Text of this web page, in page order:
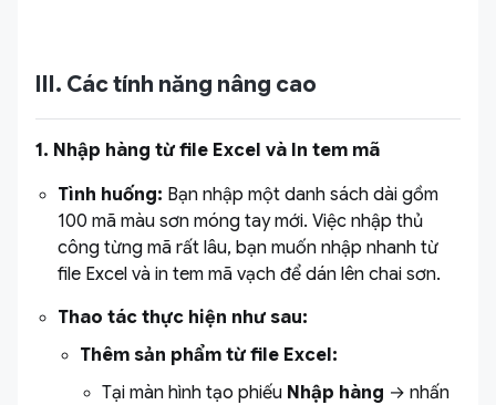
III. Các tính năng nâng cao
1. Nhập hàng từ file Excel và In tem mã
Tình huống: Bạn nhập một danh sách dài gồm
100 mã màu sơn móng tay mới. Việc nhập thủ
công từng mã rất lâu, bạn muốn nhập nhanh từ
file Excel và in tem mã vạch để dán lên chai sơn.
Thao tác thực hiện như sau:
Thêm sản phẩm từ file Excel:
Tại màn hình tạo phiếu Nhập hàng → nhấn